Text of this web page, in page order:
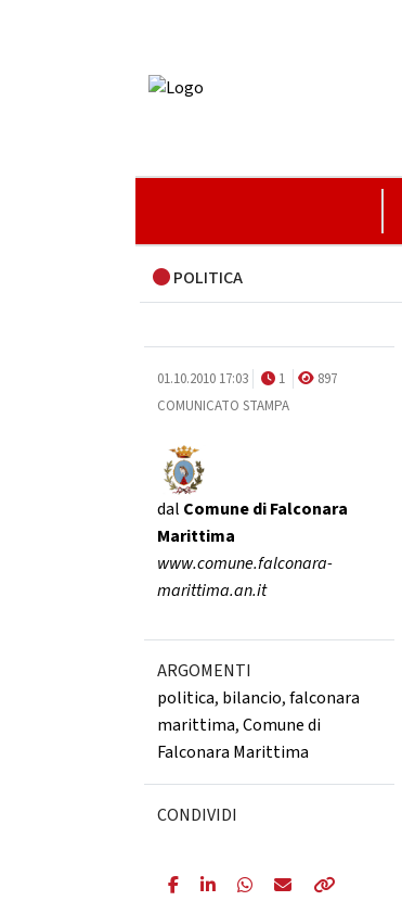
POLITICA
01.10.2010 17:03 1
897
COMUNICATO STAMPA
dal Comune di Falconara
Marittima
www.comune.falconara-
marittima.an.it
ARGOMENTI
politica, bilancio,falconara
marittima,Comune di
Falconara Marittima
CONDIVIDI